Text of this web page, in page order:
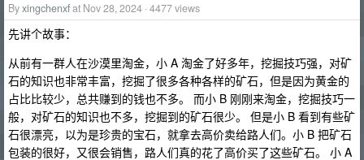
Byxingchenxfat Nov 28, 2024 · 4477 views
先讲个故事：
从前有一群人在沙漠里淘金，小 A 淘金了好多年，挖掘技巧强，对矿
石的知识也非常丰富，挖掘了很多各种各样的矿石，但是因为黄金的
占比比较少，总共赚到的钱也不多。 而小 B 刚刚来淘金，挖掘技巧一
般，对矿石的知识也不多，挖掘到的矿石很少。 但是小 B 看到有些矿
石很漂亮，以为是珍贵的宝石，就拿去高价卖给路人们。小 B 把矿石
包装的很好，又很会销售，路人们真的花了高价买了这些矿石。 小 A